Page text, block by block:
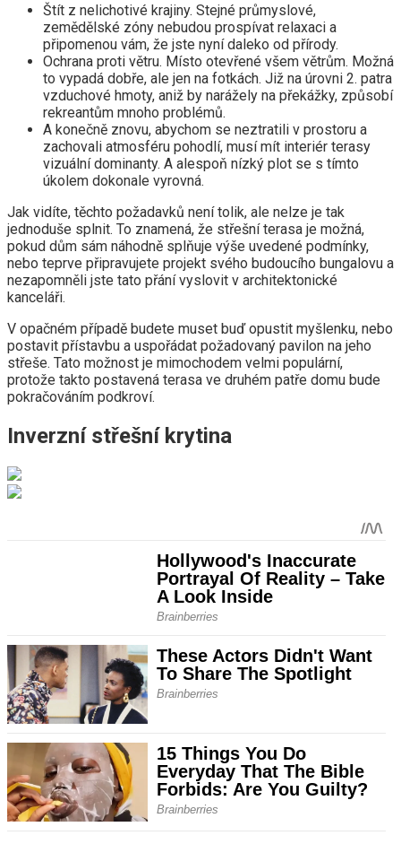
Štít z nelichotivé krajiny. Stejné průmyslové,
zemědělské zóny nebudou prospívat relaxaci a
připomenou vám, že jste nyní daleko od přírody.
Ochrana proti větru. Místo otevřené všem větrům. Možná
to vypadá dobře, ale jen na fotkách. Již na úrovni 2. patra
vzduchové hmoty, aniž by narážely na překážky, způsobí
rekreantům mnoho problémů.
A konečně znovu, abychom se neztratili v prostoru a
zachovali atmosféru pohodlí, musí mít interiér terasy
vizuální dominanty. A alespoň nízký plot se s tímto
úkolem dokonale vyrovná.
Jak vidíte, těchto požadavků není tolik, ale nelze je tak
jednoduše splnit. To znamená, že střešní terasa je možná,
pokud dům sám náhodně splňuje výše uvedené podmínky,
nebo teprve připravujete projekt svého budoucího bungalovu a
nezapomněli jste tato přání vyslovit v architektonické
kanceláři.
V opačném případě budete muset buď opustit myšlenku, nebo
postavit přístavbu a uspořádat požadovaný pavilon na jeho
střeše. Tato možnost je mimochodem velmi populární,
protože takto postavená terasa ve druhém patře domu bude
pokračováním podkroví.
Inverzní střešní krytina